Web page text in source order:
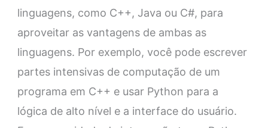
linguagens, como C++, Java ou C#, para
aproveitar as vantagens de ambas as
linguagens. Por exemplo, você pode escrever
partes intensivas de computação de um
programa em C++ e usar Python para a
lógica de alto nível e a interface do usuário.